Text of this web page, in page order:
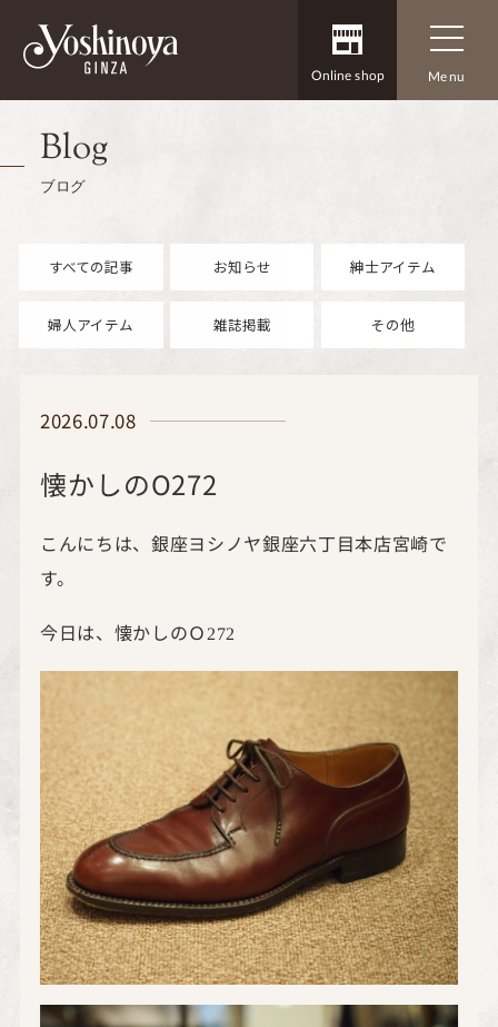
Online shop Menu
Blog
ブログ
すべての記事 お知らせ 紳士アイテム
婦人アイテム 雑誌掲載 その他
2026.07.08
懐かしのO272
こんにちは、銀座ヨシノヤ銀座六丁目本店宮崎で
す。
今日は、懐かしのＯ 272